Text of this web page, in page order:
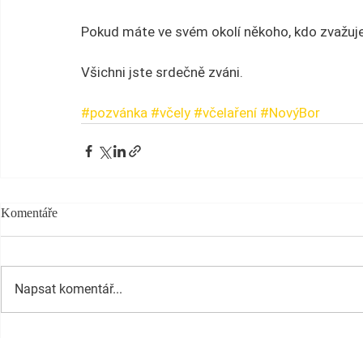
Pokud máte ve svém okolí někoho, kdo
Všichni jste srdečně zváni.
#pozvánka #včely #včelaření #NovýBor
Komentáře
Napsat komentář...